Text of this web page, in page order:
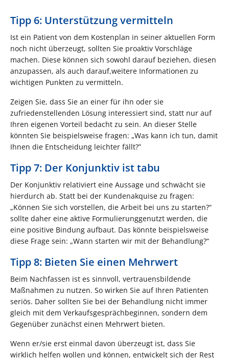
Tipp 6: Unterstützung vermitteln
Ist ein Patient von dem Kostenplan in seiner aktuellen Form
noch nicht überzeugt, sollten Sie proaktiv Vorschläge
machen. Diese können sich sowohl darauf beziehen, diesen
anzupassen, als auch darauf,weitere Informationen zu
wichtigen Punkten zu vermitteln.
Zeigen Sie, dass Sie an einer für ihn oder sie
zufriedenstellenden Lösung interessiert sind, statt nur auf
Ihren eigenen Vorteil bedacht zu sein. An dieser Stelle
könnten Sie beispielsweise fragen: „Was kann ich tun, damit
Ihnen die Entscheidung leichter fällt?”
Tipp 7: Der Konjunktiv ist tabu
Der Konjunktiv relativiert eine Aussage und schwächt sie
hierdurch ab. Statt bei der Kundenakquise zu fragen:
„Können Sie sich vorstellen, die Arbeit bei uns zu starten?“
sollte daher eine aktive Formulierunggenutzt werden, die
eine positive Bindung aufbaut. Das könnte beispielsweise
diese Frage sein: „Wann starten wir mit der Behandlung?“
Tipp 8: Bieten Sie einen Mehrwert
Beim Nachfassen ist es sinnvoll, vertrauensbildende
Maßnahmen zu nutzen. So wirken Sie auf Ihren Patienten
seriös. Daher sollten Sie bei der Behandlung nicht immer
gleich mit dem Verkaufsgesprächbeginnen, sondern dem
Gegenüber zunächst einen Mehrwert bieten.
Wenn er/sie erst einmal davon überzeugt ist, dass Sie
wirklich helfen wollen und können, entwickelt sich der Rest